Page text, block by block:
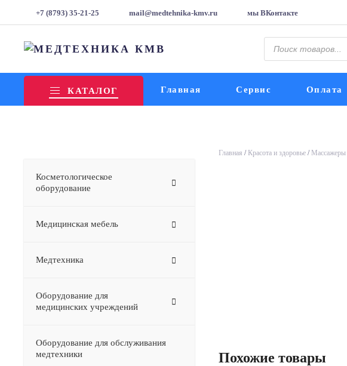
+7 (8793) 35-21-25 mail@medtehnika-kmv.ru мы ВКонтакте
Поиск
товаров
КАТАЛОГ Главная Сервис Оплата
Главная / Красота и здоровье / Массажеры
Похожие товары
Косметологическое
оборудование
Медицинская мебель
Медтехника
Оборудование для
медицинских учреждений
Оборудование для обслуживания
медтехники